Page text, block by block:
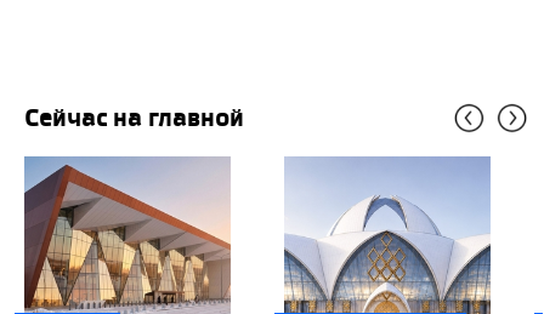
Сейчас на главной